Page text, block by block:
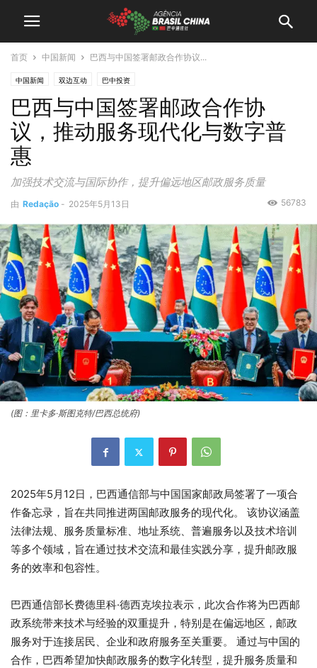
首页 中国新闻 巴西与中国签署邮政合作协议...
中国新闻 双边互动 巴中投资
巴西与中国签署邮政合作协
议，推动服务现代化与数字普
惠
加强技术交流与国际协作，提升偏远地区邮政服务质量
由 Redação - 2025年5月13日 56783
(图：里卡多·斯图克特/巴西总统府)
2025年5月12日，巴西通信部与中国国家邮政局签署了一项合
作备忘录，旨在共同推进两国邮政服务的现代化。 该协议涵盖
法律法规、服务质量标准、地址系统、普遍服务以及技术培训
等多个领域，旨在通过技术交流和最佳实践分享，提升邮政服
务的效率和包容性。
巴西通信部长费德里科·德西克埃拉表示，此次合作将为巴西邮
政系统带来技术与经验的双重提升，特别是在偏远地区，邮政
服务对于连接居民、企业和政府服务至关重要。 通过与中国的
合作，巴西希望加快邮政服务的数字化转型，提升服务质量和